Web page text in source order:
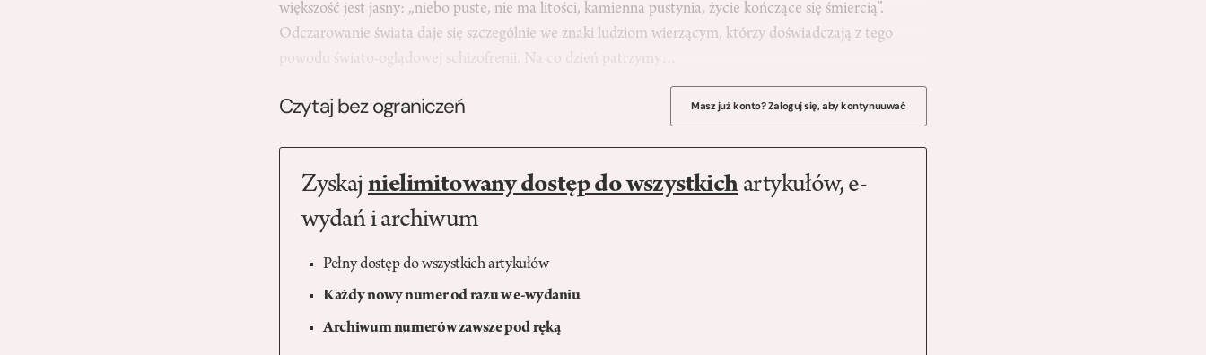
większość jest jasny: „niebo puste, nie ma litości, kamienna pustynia, życie kończące się śmiercią”.
Odczarowanie świata daje się szczególnie we znaki ludziom wierzącym, którzy doświadczają z tego
powodu świato-oglądowej schizofrenii. Na co dzień patrzymy…
Czytaj bez ograniczeń Masz już konto? Zaloguj się, aby kontynuuwać
Zyskaj nielimitowany dostęp do wszystkichartykułów, e-
wydań i archiwum
Pełny dostęp do wszystkich artykułów
Każdy nowy numer od razu w e-wydaniu
Archiwum numerów zawsze pod ręką